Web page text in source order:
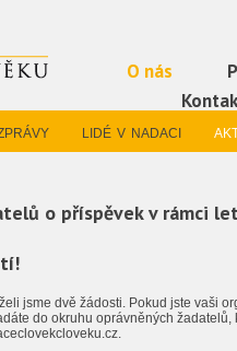
O nás
lidé v nadaci
o příspěvek v rámci
jsme dvě žádosti. Pokud jste vaši
do okruhu oprávněných